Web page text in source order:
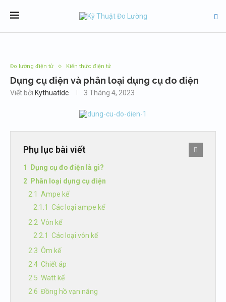
Đo lường điện tử Kiến thức điện tử
Dụng cụ điện và phân loại dụng cụ đo điện
Viết bởi Kythuatldc 3 Tháng 4, 2023
Phụ lục bài viết
Dụng cụ đo điện là gì?
Phân loại dụng cụ điện
Ampe kế
Các loại ampe kế
Vôn kế
Các loại vôn kế
Ôm kế
Chiết áp
Watt kế
Đồng hồ vạn năng